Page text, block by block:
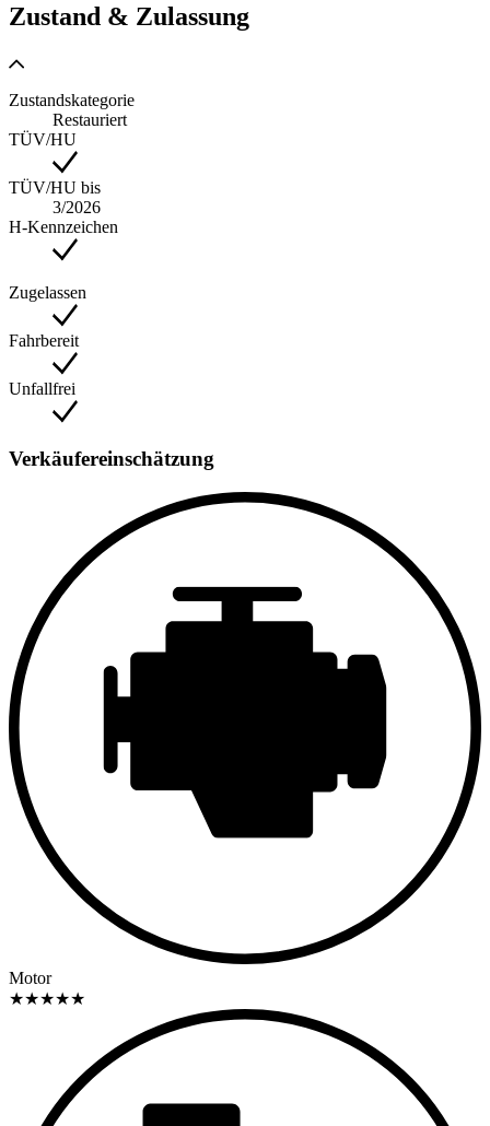
N.B.I dati descrittivi e la documentazione relativi alla vettura,
nonostante siano inseriti con la massima attenzione, possono
valore contrattuale ma è puramente indicativo. La società R CARS
SRL non risponde di eventuali errori.
Zustand & Zulassung
Zustandskategorie
Restauriert
TÜV/HU
TÜV/HU bis
3/2026
H-Kennzeichen
Zugelassen
Fahrbereit
Unfallfrei
Verkäufereinschätzung
Motor
★★★★★